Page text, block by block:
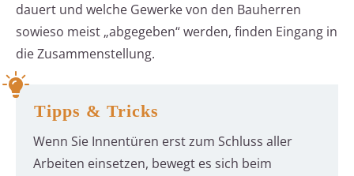
dauert und welche Gewerke von den Bauherren
sowieso meist „abgegeben“ werden, finden Eingang in
die Zusammenstellung.
Tipps & Tricks
Wenn Sie Innentüren erst zum Schluss aller
Arbeiten einsetzen, bewegt es sich beim